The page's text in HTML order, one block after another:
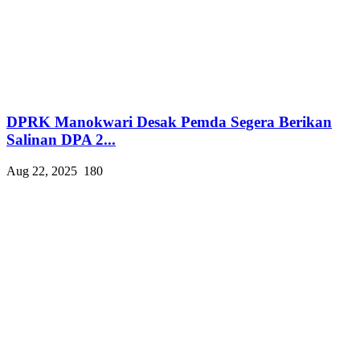
DPRK Manokwari Desak Pemda Segera Berikan
Salinan DPA 2...
Aug 22, 2025 180